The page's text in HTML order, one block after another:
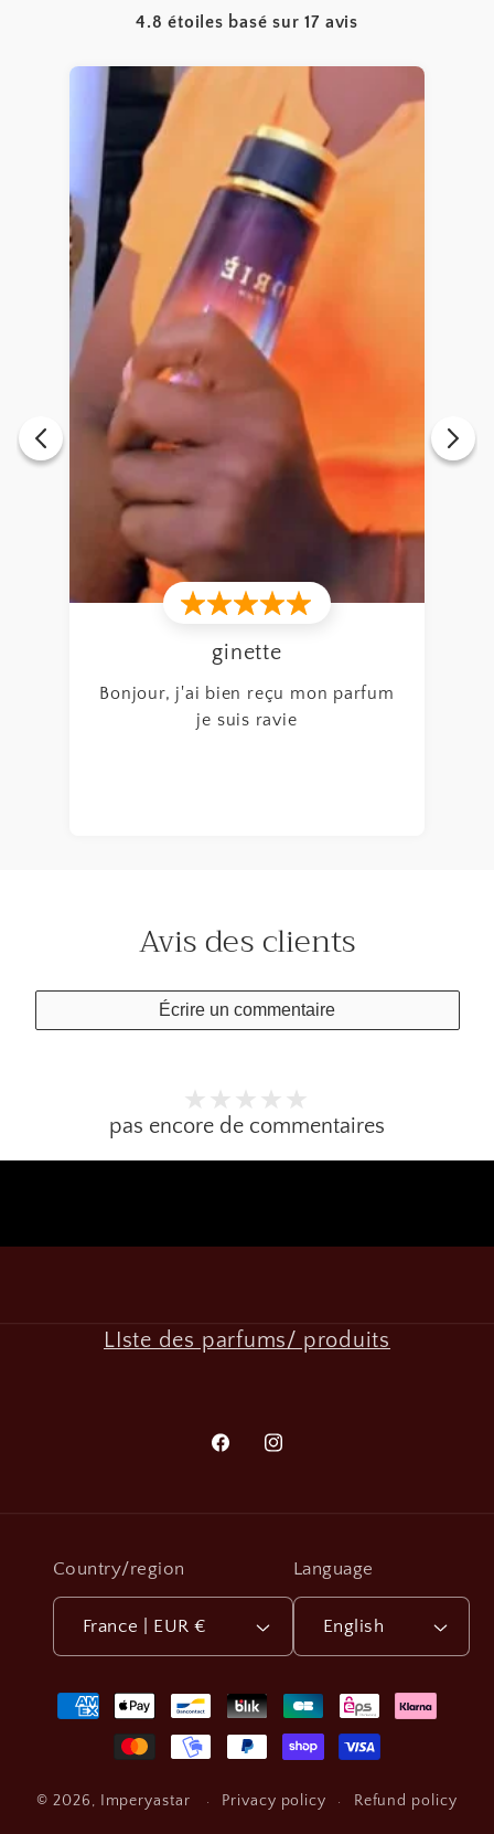
4.8 étoiles basé sur17 avis
ginette
Bonjour, j'ai bien reçu mon parfum
je suis ravie
Avis des clients
Écrire un commentaire
pas encore de commentaires
LIste des parfums/ produits
FacebookInstagram
Country/region
France | EUR €
Language
English
Payment
methods
© 2026, Imperyastar Privacy policy Refund policy